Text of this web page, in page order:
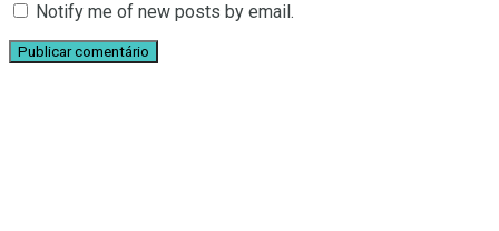
Notify me of new posts by email.